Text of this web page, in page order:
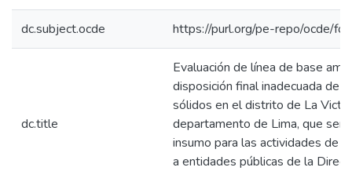
dc.subject.ocde https://purl.org/pe-repo/ocde/
dc.title
Evaluación de línea de base
disposición final inadecuada de
sólidos en el distrito de La
departamento de Lima, que
insumo para las actividades de
a entidades públicas de la